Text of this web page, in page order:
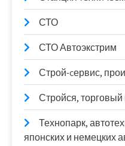
СТО
СТО Автоэкстрим
Строй-cервис,
Стройся, торговый
Технопарк,
японских и немецких